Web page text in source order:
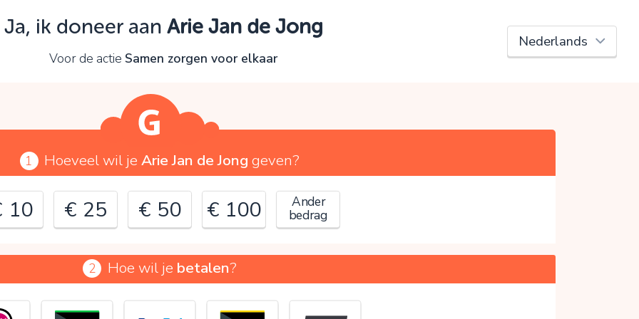
Ja, ik doneer aan Arie Jan de Jong
Voor de actie Samen zorgen voor elkaar
1 Hoeveel wil jeArie Jan de Jong geven?
10 € 25 € 50 € 100 Ander
bedrag
€
2 Hoe wil je betalen?
Oeps!
kunt nog niet verder vanwege:
OK